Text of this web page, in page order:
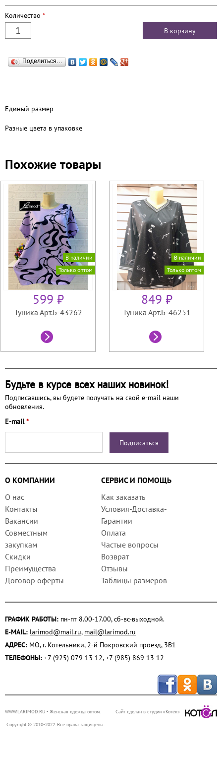
Количество *
Поделиться…
Единый размер
Разные цвета в упаковке
Похожие товары
В наличии
Только оптом
599 ₽
Туника Арт.Б-43262
В наличии
Только оптом
849 ₽
Туника Арт.Б-46251
Будьте в курсе всех наших новинок!
Подписавшись, вы будете получать на свой e-mail наши
обновления.
E-mail*
О КОМПАНИИ
СЕРВИС И ПОМОЩЬ
О нас
Контакты
Вакансии
Совместным
закупкам
Скидки
Преимущества
Договор оферты
Как заказать
Условия-Доставка-
Гарантии
Оплата
Частые вопросы
Возврат
Отзывы
Таблицы размеров
ГРАФИК РАБОТЫ: пн-пт 8.00-17.00, сб-вс-выходной.
E-MAIL: larimod@mail.ru, mail@larimod.ru
АДРЕС: МО, г. Котельники, 2-й Покровский проезд, 3В1
ТЕЛЕФОНЫ: +7 (925) 079 13 12, +7 (985) 869 13 12
Сайт сделан в студии «Котёл»
WWW.LARIMOD.RU - Женская одежда оптом.
Copyright © 2010-2022. Все права защищены.